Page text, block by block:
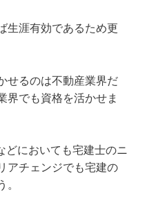
生涯有効であるため更
せるのは不動産業界だ
界でも資格を活かせま
どにおいても宅建士のニ
アチェンジでも宅建の
。